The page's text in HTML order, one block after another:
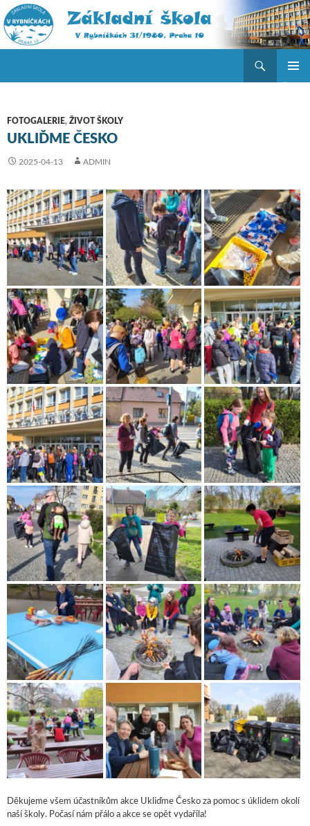
FOTOGALERIE, ŽIVOT ŠKOLY
UKLIĎME ČESKO
2025-04-13 ADMIN
Děkujeme všem účastníkům akce Ukliďme Česko za pomoc s úklidem okolí
naší školy. Počasí nám přálo a akce se opět vydařila!